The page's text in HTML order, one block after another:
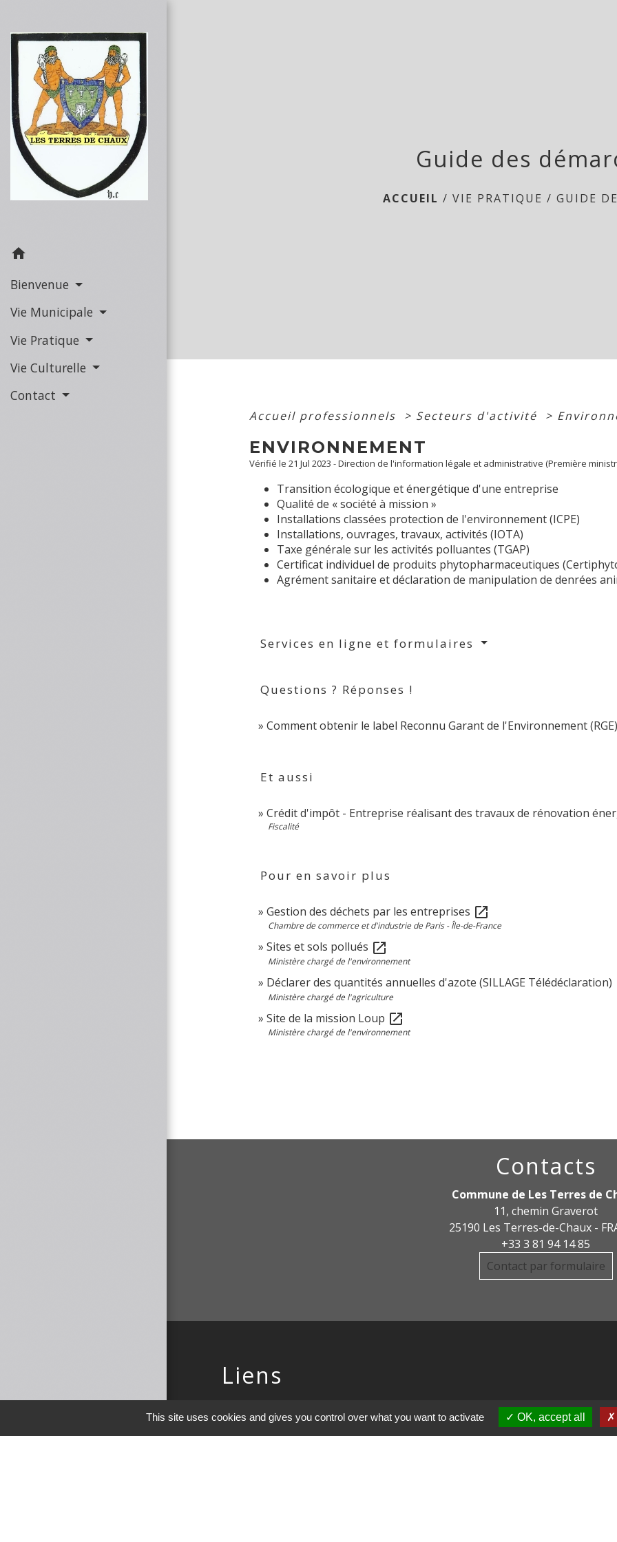
home
Bienvenue
Vie Municipale
Vie Pratique
Vie Culturelle
Contact
Guide des
ACCUEIL /VIE PRATIQUE /GUIDE
Accueil professionnels > Secteurs d'activité >
ENVIRONNEMENT
Vérifié le 21 Jul 2023 - Direction de l'information légale et administrative (Première
Transition écologique et énergétique d'une entreprise
Qualité de « société à mission »
Installations classées protection de l'environnement (ICPE)
Installations, ouvrages, travaux, activités (IOTA)
Taxe générale sur les activités polluantes (TGAP)
Certificat individuel de produits phytopharmaceutiques
Agrément sanitaire et déclaration de manipulation de denrées
Services en ligne et formulaires
Questions ? Réponses !
Comment obtenir le label Reconnu Garant de l'Environnement
Et aussi
Crédit d'impôt - Entreprise réalisant des travaux de rénovation
Fiscalité
Pour en savoir plus
Gestion des déchets par les entreprises open_in_new
Chambre de commerce et d'industrie de Paris - Île-de-France
Sites et sols pollués open_in_new
Ministère chargé de l'environnement
Déclarer des quantités annuelles d'azote (SILLAGE Télédéclaration)
Ministère chargé de l'agriculture
Site de la mission Loup open_in_new
Ministère chargé de l'environnement
Contacts
Commune de Les Terres de
11, chemin Graverot
25190 Les Terres-de-Chaux -
+33 3 81 94 14 85
Contact par formulaire
Liens
DE MAICHE
This site uses cookies and gives you control over what you want to activate OK, accept all